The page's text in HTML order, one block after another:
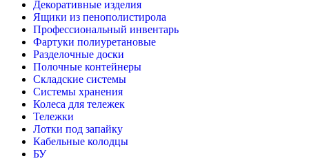
Декоративные изделия
Ящики из пенополистирола
Профессиональный инвентарь
Фартуки полиуретановые
Разделочные доски
Полочные контейнеры
Складские системы
Системы хранения
Колеса для тележек
Тележки
Лотки под запайку
Кабельные колодцы
БУ